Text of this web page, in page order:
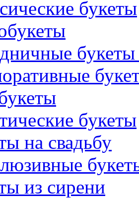
букеты
букеты
букеты
на свадьбу
из сирени